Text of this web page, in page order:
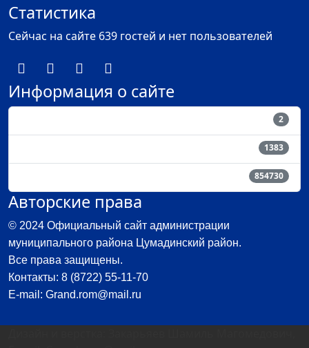
Статистика
Сейчас на сайте 639 гостей и нет пользователей
Информация о сайте
2
1383
854730
Авторские права
© 2024 Официальный сайт администрации
муниципального района Цумадинский район.
Все права защищены.
Контакты: 8 (8722) 55-11-70
E-mail: Grand.rom@mail.ru